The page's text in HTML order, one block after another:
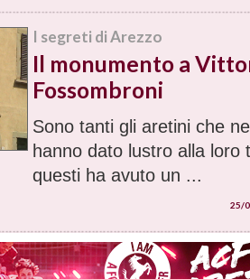
I segreti di Arezzo
Il monumento a
Fossombroni
Sono tanti gli aretini che
hanno dato lustro alla loro
questi ha avuto un ...
25/